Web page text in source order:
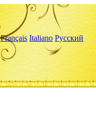
Français Italiano Русский